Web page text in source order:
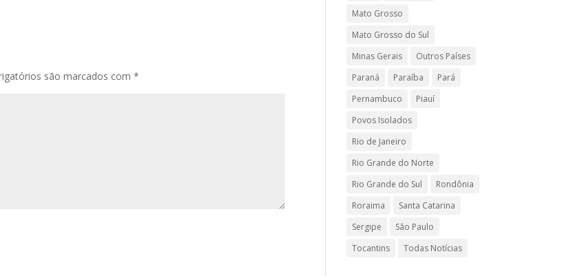
são marcados com*
Mato Grosso
Mato Grosso do Sul
Minas Gerais
Outros Países
Paraná
Paraíba
Pará
Pernambuco
Piauí
Povos Isolados
Rio de Janeiro
Rio Grande do Norte
Rio Grande do Sul
Rondônia
Roraima
Santa Catarina
Sergipe
São Paulo
Tocantins
Todas Notícias